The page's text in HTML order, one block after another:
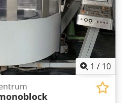
met ons op voor meer
Ackjr • Heidenhain TNC530 •
40 klauwplaat •
Technical
Coolant Yes Taper Size SK 40
1 / 10